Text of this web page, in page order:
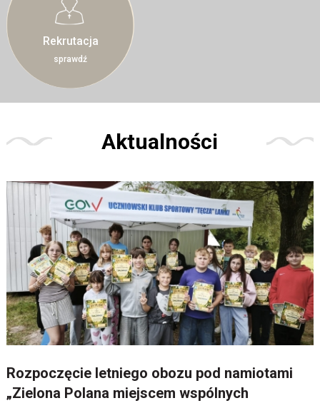
Rekrutacja
sprawdź
Aktualności
Rozpoczęcie letniego obozu pod namiotami
„Zielona Polana miejscem wspólnych